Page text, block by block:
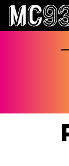
Aller
contenu